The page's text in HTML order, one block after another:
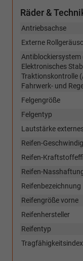
Räder &
Antriebsachse
Externe
Antiblockiersystem
Elektronisches
Traktionskontrolle
Fahrwerk- und
Felgengröße
Felgentyp
Lautstärke
Reifen-
Reifen-
Reifen-
Reifenbezeichnung
Reifengröße vorne
Reifenhersteller
Reifentyp
Tragfähigkeitsindex